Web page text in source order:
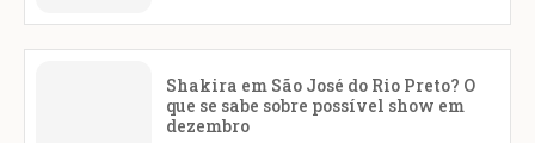
Shakira em São José do Rio Preto? O
que se sabe sobre possível show em
dezembro